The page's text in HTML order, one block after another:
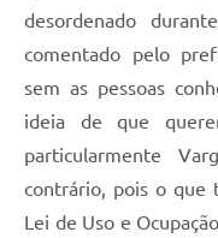
desordenado
comentado pelo
sem as pessoas
ideia de que
particularmente
contrário, pois o que
Lei de Uso e